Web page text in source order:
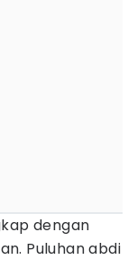
dengan
Puluhan abdi